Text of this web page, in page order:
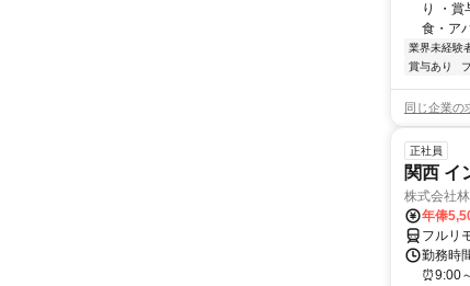
り ・
食・ア
業界未経験
賞与あり
同じ企業の
正社員
関西 イ
株式会社
年俸
フルリ
勤務時
⏰9:00